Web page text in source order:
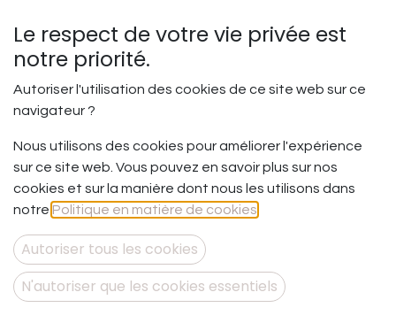
Mon temple, mon âme - BO
sur fil
Mon temple, mon âme.
Il parait qu’on n’a qu’un seul corps et qu’on n’a qu’une
seule âme… Et si c’était l’occasion d’apprendre à nous
faire du bien, à nous emmener sur le chemin de la
douceur envers nous-même ? Et si nous apprenions à
nous écouter, nous et nos aspirations les plus
Le respect de votre vie privée est
notre priorité.
Autoriser l'utilisation des cookies de ce site web sur ce
navigateur ?
Nous utilisons des cookies pour améliorer l'expérience
sur ce site web. Vous pouvez en savoir plus sur nos
cookies et sur la manière dont nous les utilisons dans
notre Politique en matière de cookies
Autoriser tous les cookies
N'autoriser que les cookies essentiels